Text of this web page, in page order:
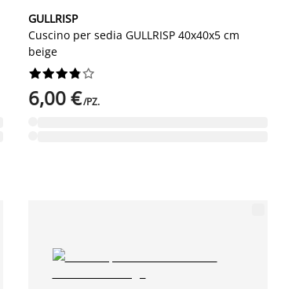
GULLRISP
Cuscino per sedia GULLRISP 40x40x5 cm
beige






6,00 €/PZ.